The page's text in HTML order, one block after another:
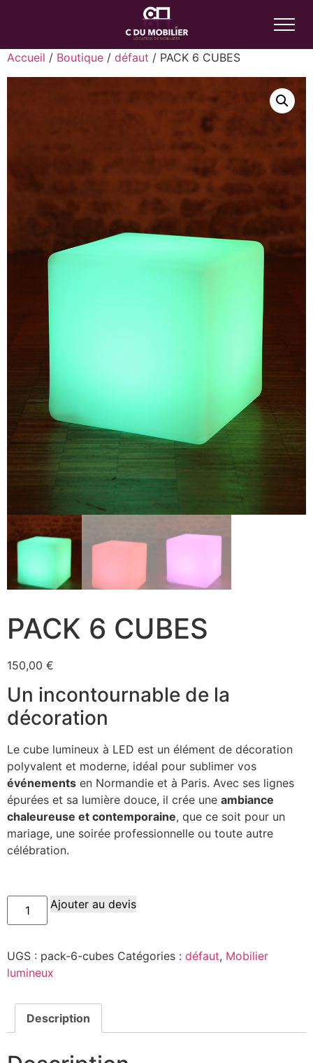
Accueil / Boutique / défaut / PACK 6 CUBES
PACK 6 CUBES
150,00 €
Un incontournable de la
décoration
Le cube lumineux à LED est un élément de décoration
polyvalent et moderne, idéal pour sublimer vos
événements en Normandie et à Paris. Avec ses lignes
épurées et sa lumière douce, il crée une ambiance
chaleureuse et contemporaine, que ce soit pour un
mariage, une soirée professionnelle ou toute autre
célébration.
Ajouter au devis
UGS : pack-6-cubes Catégories : défaut, Mobilier
lumineux
Description